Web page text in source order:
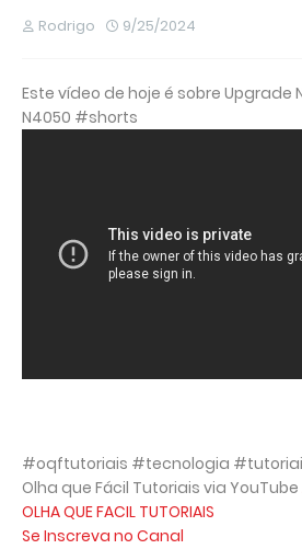
Rodrigo 9/25/2024
Este vídeo de hoje é sobre Upgrade
N4050 #shorts
#oqftutoriais #tecnologia
Olha que Fácil Tutoriais via YouTube
OLHA QUE FACIL TUTORIAIS
Se Inscreva no Canal